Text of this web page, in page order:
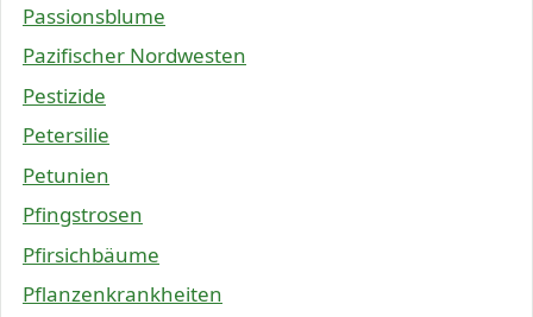
Passionsblume
Pazifischer Nordwesten
Pestizide
Petersilie
Petunien
Pfingstrosen
Pfirsichbäume
Pflanzenkrankheiten